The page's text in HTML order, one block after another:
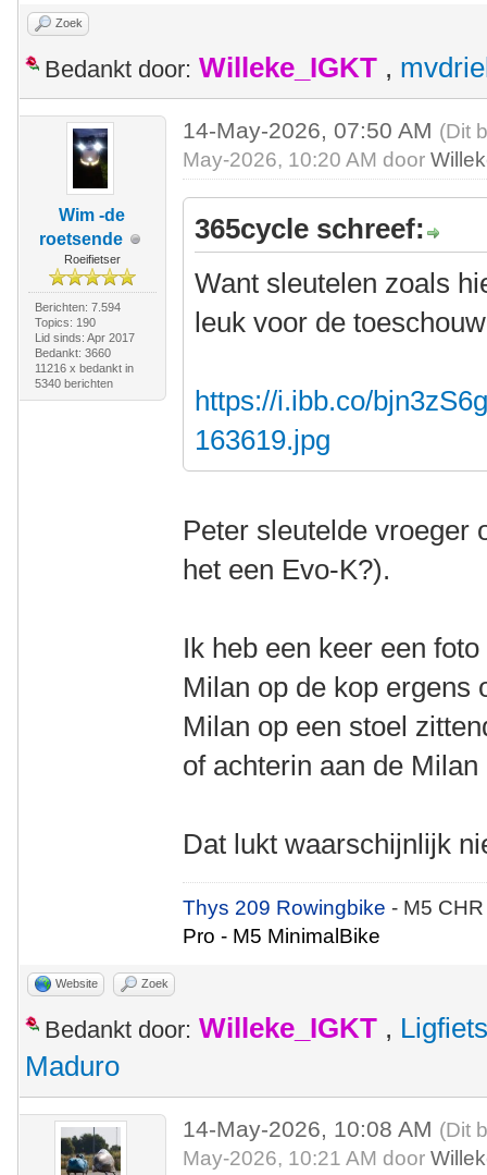
Zoek
Bedankt door: Willeke_IGKT ,
Wim -de
roetsende
Roeifietser
Berichten: 7.594
Topics: 190
Lid sinds: Apr 2017
Bedankt: 3660
11216 x bedankt in
5340 berichten
14-May-2026, 07:50 AM (Dit
May-2026, 10:20 AM door
365cycle schreef:
Want sleutelen zoals
leuk voor de
https://i.ibb.co/
163619.jpg
Peter sleutelde vroeger
het een Evo-K?).
Ik heb een keer een
Milan op de kop ergens
Milan op een stoel
of achterin aan de
Dat lukt waarschijnlijk
Thys 209 Rowingbike- M5
Pro - M5 MinimalBike
Website Zoek
Bedankt door: Willeke_IGKT ,
Maduro
14-May-2026, 10:08 AM (Dit
May-2026, 10:21 AM door